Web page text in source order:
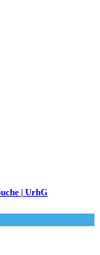
| UrhG